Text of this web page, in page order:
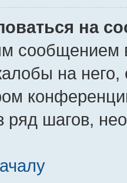
на
сообщением
на
ряд шагов,